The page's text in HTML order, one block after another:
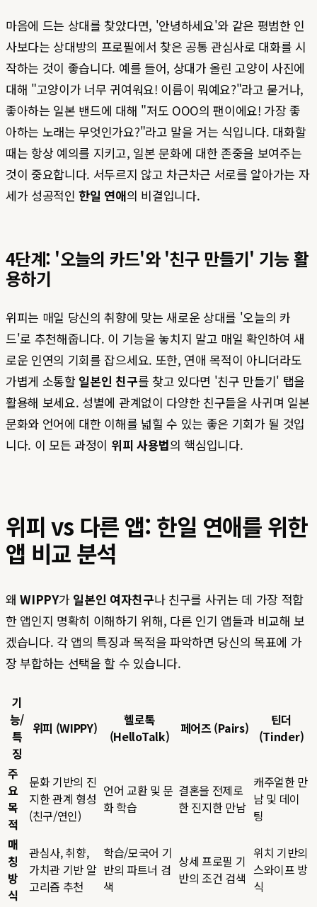
마음에 드는 상대를 찾았다면, '안녕하세요'와 같은 평범한 인
사보다는 상대방의 프로필에서 찾은 공통 관심사로 대화를 시
작하는 것이 좋습니다. 예를 들어, 상대가 올린 고양이 사진에
대해 "고양이가 너무 귀여워요! 이름이 뭐예요?"라고 묻거나,
좋아하는 일본 밴드에 대해 "저도 OOO의 팬이에요! 가장 좋
아하는 노래는 무엇인가요?"라고 말을 거는 식입니다. 대화할
때는 항상 예의를 지키고, 일본 문화에 대한 존중을 보여주는
것이 중요합니다. 서두르지 않고 차근차근 서로를 알아가는 자
세가 성공적인한일 연애의 비결입니다.
4단계: '오늘의 카드'와 '친구 만들기' 기능 활
용하기
위피는 매일 당신의 취향에 맞는 새로운 상대를 '오늘의 카
드'로 추천해줍니다. 이 기능을 놓치지 말고 매일 확인하여 새
로운 인연의 기회를 잡으세요. 또한, 연애 목적이 아니더라도
가볍게 소통할 일본인 친구를 찾고 있다면 '친구 만들기' 탭을
활용해 보세요. 성별에 관계없이 다양한 친구들을 사귀며 일본
문화와 언어에 대한 이해를 넓힐 수 있는 좋은 기회가 될 것입
니다. 이 모든 과정이 위피 사용법의 핵심입니다.
위피 vs 다른 앱: 한일 연애를 위한
앱 비교 분석
왜WIPPY가 일본인 여자친구나 친구를 사귀는 데 가장 적합
한 앱인지 명확히 이해하기 위해, 다른 인기 앱들과 비교해 보
겠습니다. 각 앱의 특징과 목적을 파악하면 당신의 목표에 가
장 부합하는 선택을 할 수 있습니다.
기
능/
특
징
위피 (WIPPY)
헬로톡
(HelloTalk)
페어즈 (Pairs)
틴더
(Tinder)
주
요
목
적
문화 기반의 진
지한 관계 형성
(친구/연인)
언어 교환 및 문
화 학습
결혼을 전제로
한 진지한 만남
캐주얼한 만
남 및 데이
팅
매
칭
방
식
관심사, 취향,
가치관 기반 알
고리즘 추천
학습/모국어 기
반의 파트너 검
색
상세 프로필 기
반의 조건 검색
위치 기반의
스와이프 방
식